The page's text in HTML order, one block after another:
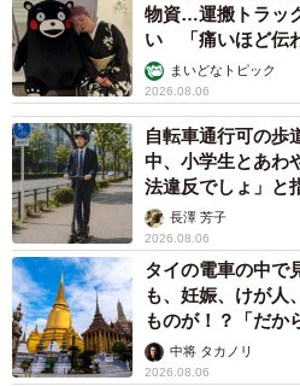
物資…運搬トラッ
い 「痛いほど伝
まいどなトピック
2026.08.06
自転車通行可の
中、小学生とあ
法違反でしょ」と
説】長澤 芳子
2026.08.06
タイの電車の中
も、妊娠、けが
ものが！？「だか
中将 タカノリ
2026.08.06